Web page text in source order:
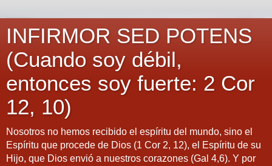
INFIRMOR SED POTENS
(Cuando soy débil,
entonces soy fuerte: 2 Cor
12, 10)
Nosotros no hemos recibido el espíritu del mundo, sino el
Espíritu que procede de Dios (1 Cor 2, 12), el Espíritu de su
Hijo, que Dios envió a nuestros corazones (Gal 4,6). Y por